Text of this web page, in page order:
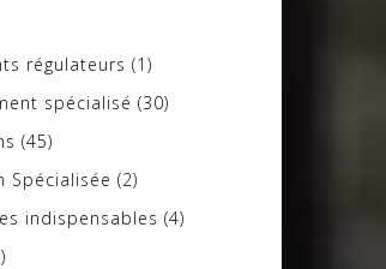
régulateurs (1)
spécialisé (30)
(45)
Spécialisée (2)
indispensables (4)